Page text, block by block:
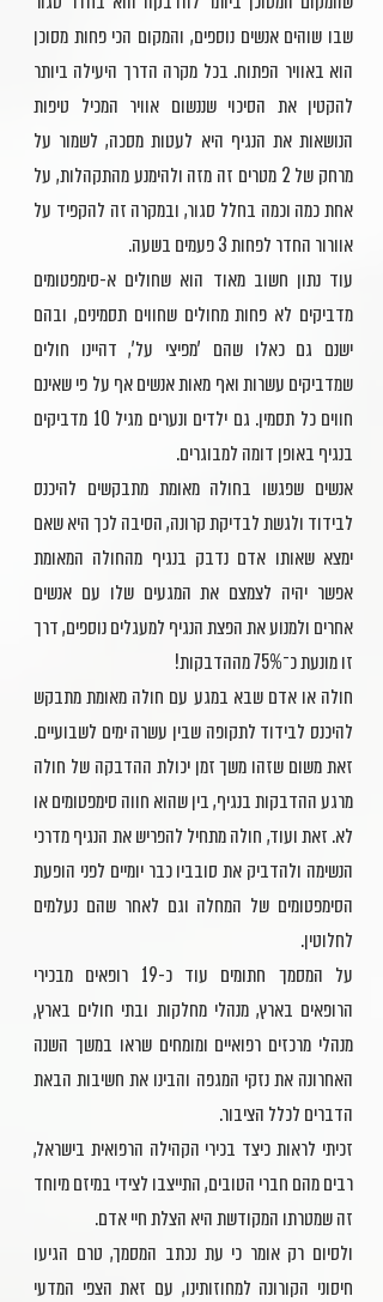
שבו שוהים אנשים נוספים, והמקום הכי פחות מסוכן
הוא באוויר הפתוח. בכל מקרה הדרך היעילה ביותר
להקטין את הסיכוי שננשום אוויר המכיל טיפות
הנושאות את הנגיף היא לעטות מסכה, לשמור על
מרחק של 2 מטרים זה מזה ולהימנע מהתקהלות, על
אחת כמה וכמה בחלל סגור, ובמקרה זה להקפיד על
אוורור החדר לפחות 3 פעמים בשעה.
עוד נתון חשוב מאוד הוא שחולים א-סימפטומים
מדביקים לא פחות מחולים שחווים תסמינים, ובהם
ישנם גם כאלו שהם 'מפיצי על', דהיינו חולים
שמדביקים עשרות ואף מאות אנשים אף על פי שאינם
חווים כל תסמין. גם ילדים ונערים מגיל 10 מדביקים
בנגיף באופן דומה למבוגרים.
אנשים שפגשו בחולה מאומת מתבקשים להיכנס
לבידוד ולגשת לבדיקת קרונה, הסיבה לכך היא שאם
ימצא שאותו אדם נדבק בנגיף מהחולה המאומת
אפשר יהיה לצמצם את המגעים שלו עם אנשים
אחרים ולמנוע את הפצת הנגיף למעגלים נוספים, דרך
זו מונעת כ־75% מההדבקות!
חולה או אדם שבא במגע עם חולה מאומת מתבקש
להיכנס לבידוד לתקופה שבין עשרה ימים לשבועיים.
זאת משום שזהו משך זמן יכולת ההדבקה של חולה
מרגע ההדבקות בנגיף, בין שהוא חווה סימפטומים או
לא. זאת ועוד, חולה מתחיל להפריש את הנגיף מדרכי
הנשימה ולהדביק את סובביו כבר יומיים לפני הופעת
הסימפטומים של המחלה וגם לאחר שהם נעלמים
לחלוטין.
על המסמך חתומים עוד כ-19 רופאים מבכירי
הרופאים בארץ, מנהלי מחלקות ובתי חולים בארץ,
מנהלי מרכזים רפואיים ומומחים שראו במשך השנה
האחרונה את נזקי המגפה והבינו את חשיבות הבאת
הדברים לכלל הציבור.
זכיתי לראות כיצד בכירי הקהילה הרפואית בישראל,
רבים מהם חברי הטובים, התייצבו לצידי במיזם מיוחד
זה שמטרתו המקודשת היא הצלת חיי אדם.
ולסיום רק אומר כי עת נכתב המסמך, טרם הגיעו
חיסוני הקורונה למחוזותינו, עם זאת הצפי המדעי